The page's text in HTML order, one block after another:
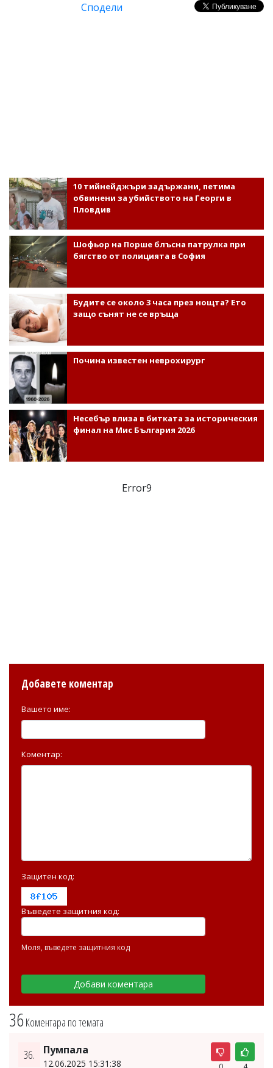
Сподели
10 тийнейджъри задържани, петима
обвинени за убийството на Георги в
Пловдив
Шофьор на Порше блъсна патрулка при
бягство от полицията в София
Будите се около 3 часа през нощта? Ето
защо сънят не се връща
Почина известен неврохирург
Несебър влиза в битката за историческия
финал на Мис България 2026
Error9
36Коментара по темата
36. Пумпала
12.06.2025 15:31:38
Добавете коментар
Вашето име:
Коментар:
Защитен код:
Въведете защитния код:
Моля, въведете защитния код